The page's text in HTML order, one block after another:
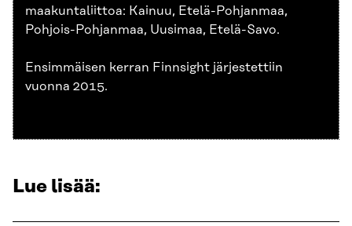
maakuntaliittoa: Kainuu, Etelä-Pohjanmaa,
Pohjois-Pohjanmaa, Uusimaa, Etelä-Savo.
Ensimmäisen kerran Finnsight järjestettiin
vuonna 2015.
Lue lisää: